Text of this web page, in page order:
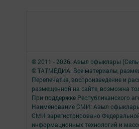
© 2011 - 2026. Авыл офыклары
© ТАТМЕДИА. Все материалы,
Перепечатка, воспроизведение и
размещенной на сайте, возможна
При поддержке Республиканского
Наименование СМИ: Авыл офыклары
СМИ зарегистрировано
информационных технологий и